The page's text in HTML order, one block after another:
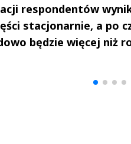
respondentów
stacjonarnie, a po
będzie więcej niż
Marta i Andrzej
Sterniccy